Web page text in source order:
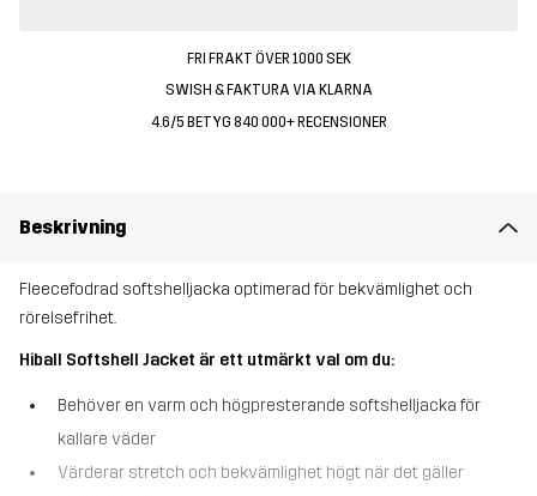
FRI FRAKT ÖVER 1000 SEK
SWISH & FAKTURA VIA KLARNA
4.6/5 BETYG 840 000+ RECENSIONER
Beskrivning
Fleecefodrad softshelljacka optimerad för bekvämlighet och
rörelsefrihet.
Hiball Softshell Jacket är ett utmärkt val om du:
Behöver en varm och högpresterande softshelljacka för
kallare väder
Värderar stretch och bekvämlighet högt när det gäller